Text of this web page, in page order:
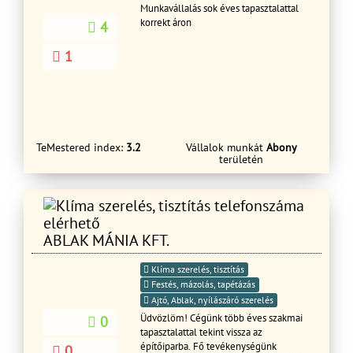
4
1
Munkavállalás sok éves tapasztalattal
korrekt áron
TeMestered index: 3.2 Vállalok munkát Abony
területén
ABLAK MÁNIA KFT.
0
Klíma szerelés, tisztítás
Festés, mázolás, tapétázás
Ajtó, Ablak, nyílászáró szerelés
Üdvözlöm! Cégünk több éves szakmai
tapasztalattal tekint vissza az
építőiparba. Fő tevékenységünk